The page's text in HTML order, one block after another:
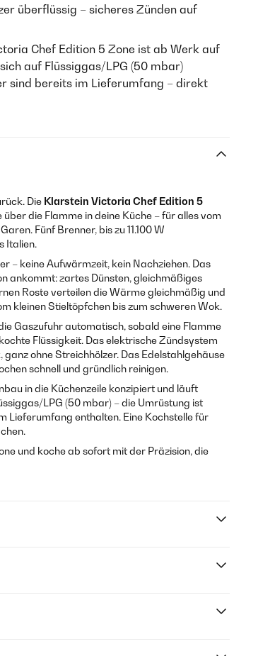
überflüssig – sicheres Zünden auf
Chef Edition 5 Zone ist ab Werk auf
auf Flüssiggas/LPG (50 mbar)
sind bereits im Lieferumfang – direkt
Die Klarstein Victoria Chef Edition 5
die Flamme in deine Küche – für alles vom
Fünf Brenner, bis zu 11.100 W
Italien.
– keine Aufwärmzeit, kein Nachziehen. Das
ankommt: zartes Dünsten, gleichmäßiges
Roste verteilen die Wärme gleichmäßig und
kleinen Stieltöpfchen bis zum schweren Wok.
Gaszufuhr automatisch, sobald eine Flamme
Flüssigkeit. Das elektrische Zündsystem
ohne Streichhölzer. Das Edelstahlgehäuse
schnell und gründlich reinigen.
in die Küchenzeile konzipiert und läuft
LPG (50 mbar) – die Umrüstung ist
Lieferumfang enthalten. Eine Kochstelle für
und koche ab sofort mit der Präzision, die